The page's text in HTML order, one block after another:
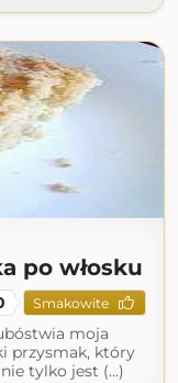
po włosku
Smakowite
moja
przysmak, który
tylko jest (...)